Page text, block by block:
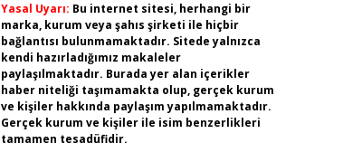
Yasal Uyarı: Bu internet sitesi, herhangi bir
marka, kurum veya şahıs şirketi ile hiçbir
bağlantısı bulunmamaktadır. Sitede yalnızca
kendi hazırladığımız makaleler
paylaşılmaktadır. Burada yer alan içerikler
haber niteliği taşımamakta olup, gerçek kurum
ve kişiler hakkında paylaşım yapılmamaktadır.
Gerçek kurum ve kişiler ile isim benzerlikleri
tamamen tesadüfidir.